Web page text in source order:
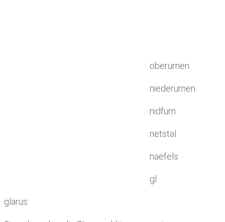
oberurnen
niederurnen
nidfurn
netstal
naefels
gl
glarus